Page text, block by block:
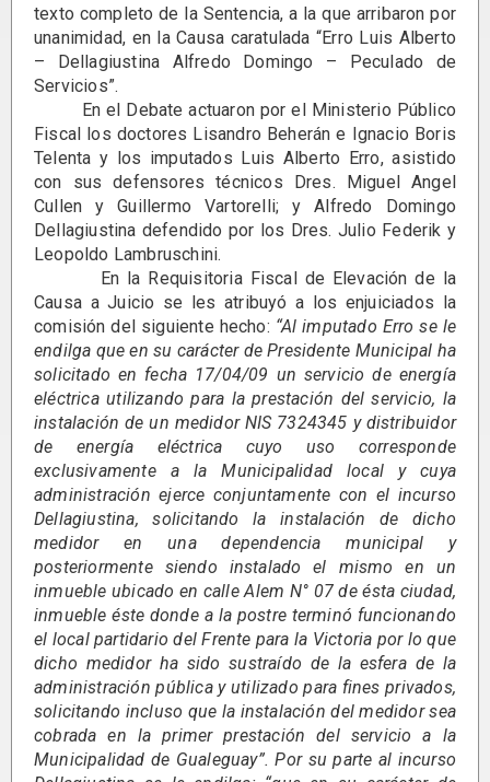
texto completo de la Sentencia, a la que arribaron por
unanimidad, en la Causa caratulada “Erro Luis Alberto
– Dellagiustina Alfredo Domingo – Peculado de
Servicios”.
En el Debate actuaron por el Ministerio Público
Fiscal los doctores Lisandro Beherán e Ignacio Boris
Telenta y los imputados Luis Alberto Erro, asistido
con sus defensores técnicos Dres. Miguel Angel
Cullen y Guillermo Vartorelli; y Alfredo Domingo
Dellagiustina defendido por los Dres. Julio Federik y
Leopoldo Lambruschini.
En la Requisitoria Fiscal de Elevación de la
Causa a Juicio se les atribuyó a los enjuiciados la
comisión del siguiente hecho: “Al imputado Erro se le
endilga que en su carácter de Presidente Municipal ha
solicitado en fecha 17/04/09 un servicio de energía
eléctrica utilizando para la prestación del servicio, la
instalación de un medidor NIS 7324345 y distribuidor
de energía eléctrica cuyo uso corresponde
exclusivamente a la Municipalidad local y cuya
administración ejerce conjuntamente con el incurso
Dellagiustina, solicitando la instalación de dicho
medidor en una dependencia municipal y
posteriormente siendo instalado el mismo en un
inmueble ubicado en calle Alem N° 07 de ésta ciudad,
inmueble éste donde a la postre terminó funcionando
el local partidario del Frente para la Victoria por lo que
dicho medidor ha sido sustraído de la esfera de la
administración pública y utilizado para fines privados,
solicitando incluso que la instalación del medidor sea
cobrada en la primer prestación del servicio a la
Municipalidad de Gualeguay”. Por su parte al incurso